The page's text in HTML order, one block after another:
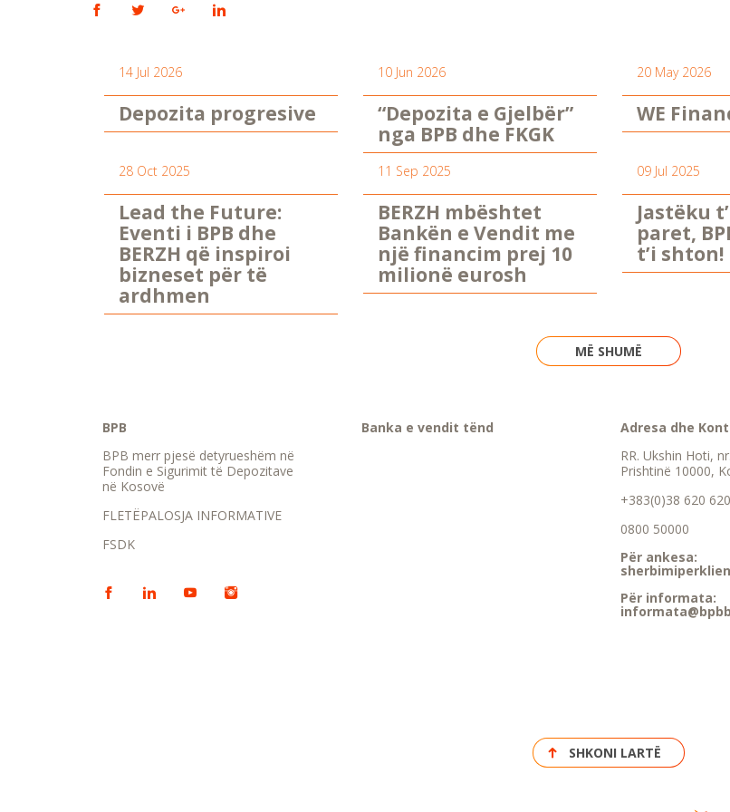
14 Jul 2026
Depozita progresive
10 Jun 2026
“Depozita e Gjelbër”
nga BPB dhe FKGK
20 May 2026
WE
28 Oct 2025
Lead the Future:
Eventi i BPB dhe
BERZH që inspiroi
bizneset për të
ardhmen
11 Sep 2025
BERZH mbështet
Bankën e Vendit me
një financim prej 10
milionë eurosh
09 Jul 2025
Jastëku
paret,
t’i shton!
MË SHUMË
BPB
BPB merr pjesë detyrueshëm në
Fondin e Sigurimit të Depozitave
në Kosovë
FLETËPALOSJA INFORMATIVE
FSDK
Banka e vendit tënd
Adresa dhe
RR. Ukshin Hoti,
Prishtinë 10000,
+383(0)38 620 620
0800 50000
Për ankesa:
Për informata:
SHKONI LARTË